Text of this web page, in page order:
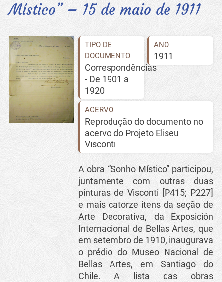
Místico” – 15 de maio de 1911
TIPO DE
DOCUMENTO
Correspondências
- De 1901 a
1920
ANO
1911
ACERVO
Reprodução do documento no
acervo do Projeto Eliseu
Visconti
A obra “Sonho Místico” participou,
juntamente com outras duas
pinturas de Visconti [P415; P227]
e mais catorze itens da seção de
Arte Decorativa, da Exposición
Internacional de Bellas Artes, que
em setembro de 1910, inaugurava
o prédio do Museo Nacional de
Bellas Artes, em Santiago do
Chile. A lista das obras